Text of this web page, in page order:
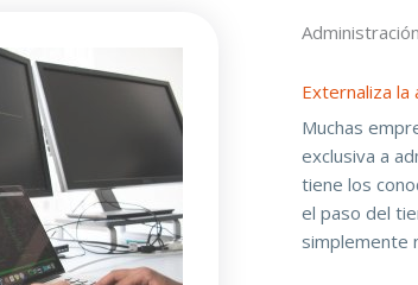
Externaliza la
Muchas
exclusiva a
tiene los
el paso del
simplemente